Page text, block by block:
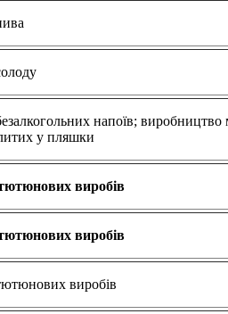
напоїв; виробництво
у пляшки
виробів
виробів
виробів